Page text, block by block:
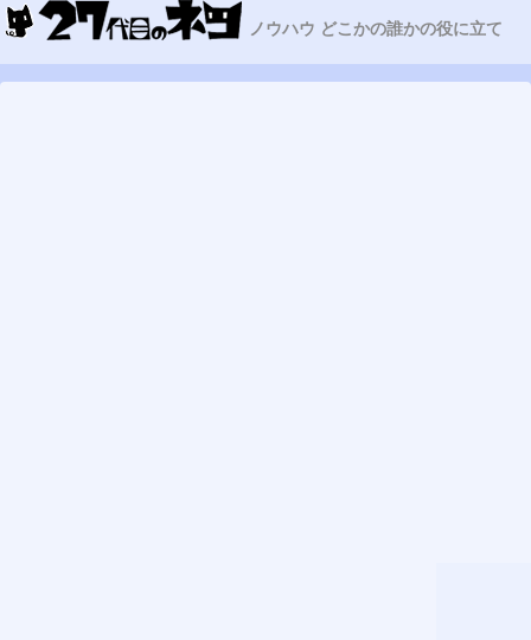
ノウハウ どこかの誰かの役に立て